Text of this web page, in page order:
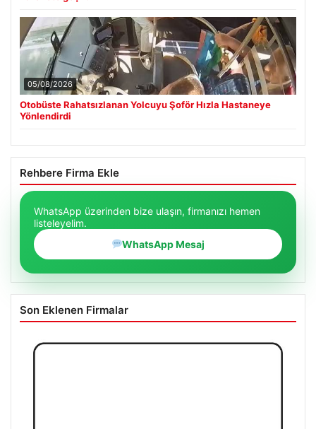
05/08/2026
Otobüste Rahatsızlanan Yolcuyu Şoför Hızla Hastaneye
Yönlendirdi
Rehbere Firma Ekle
WhatsApp üzerinden bize ulaşın, firmanızı hemen
listeleyelim.
WhatsApp Mesaj
Son Eklenen Firmalar